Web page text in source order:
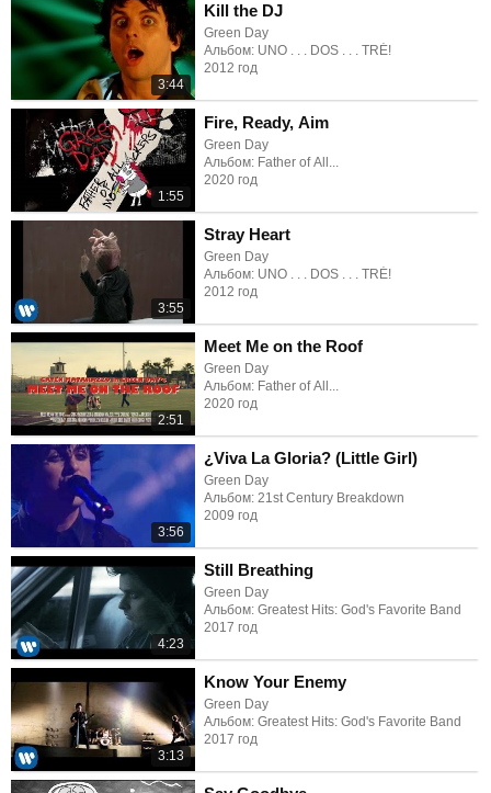
3:44
Kill the DJ
Green Day
Альбом: UNO . . . DOS . . . TRÉ!
2012 год
1:55
Fire, Ready, Aim
Green Day
Альбом: Father of All...
2020 год
3:55
Stray Heart
Green Day
Альбом: UNO . . . DOS . . . TRÉ!
2012 год
2:51
Meet Me on the Roof
Green Day
Альбом: Father of All...
2020 год
3:56
¿Viva La Gloria? (Little Girl)
Green Day
Альбом: 21st Century Breakdown
2009 год
4:23
Still Breathing
Green Day
Альбом: Greatest Hits: God's Favorite Band
2017 год
3:13
Know Your Enemy
Green Day
Альбом: Greatest Hits: God's Favorite Band
2017 год